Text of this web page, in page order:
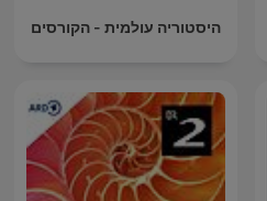
היסטוריה עולמית - הקורסים